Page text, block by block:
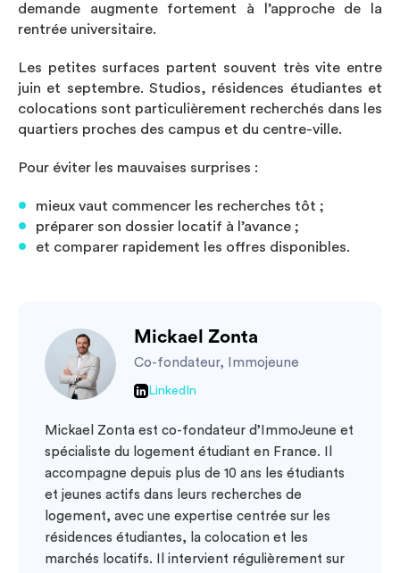
demande augmente fortement à l’approche de la
rentrée universitaire.
Les petites surfaces partent souvent très vite entre
juin et septembre. Studios, résidences étudiantes et
colocations sont particulièrement recherchés dans les
quartiers proches des campus et du centre-ville.
Pour éviter les mauvaises surprises :
mieux vaut commencer les recherches tôt ;
préparer son dossier locatif à l’avance ;
et comparer rapidement les offres disponibles.
Mickael Zonta
Co-fondateur, Immojeune
LinkedIn
Mickael Zonta est co-fondateur d’ImmoJeune et
spécialiste du logement étudiant en France. Il
accompagne depuis plus de 10 ans les étudiants
et jeunes actifs dans leurs recherches de
logement, avec une expertise centrée sur les
résidences étudiantes, la colocation et les
marchés locatifs. Il intervient régulièrement sur